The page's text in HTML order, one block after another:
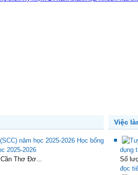
Học bổng
2025-2026
Cần Thơ Đơ...
Việc
dụng
Số
đọc